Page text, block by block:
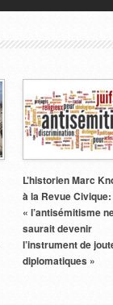
L’historien Marc
à la Revue Civique:
« l’antisémitisme
saurait devenir
l’instrument de
diplomatiques »